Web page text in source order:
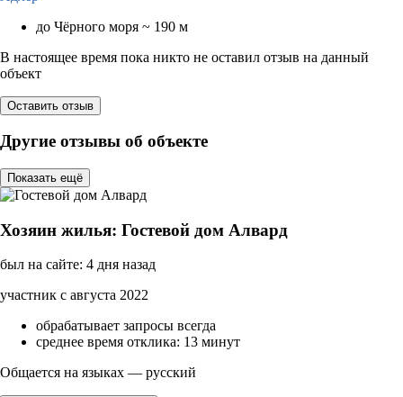
до Чёрного моря ~ 190 м
В настоящее время пока никто не оставил отзыв на данный
объект
Оставить отзыв
Другие отзывы об объекте
Показать ещё
Хозяин жилья: Гостевой дом Алвард
был на сайте: 4 дня назад
участник с августа 2022
обрабатывает запросы всегда
среднее время отклика: 13 минут
Общается на языках — русский